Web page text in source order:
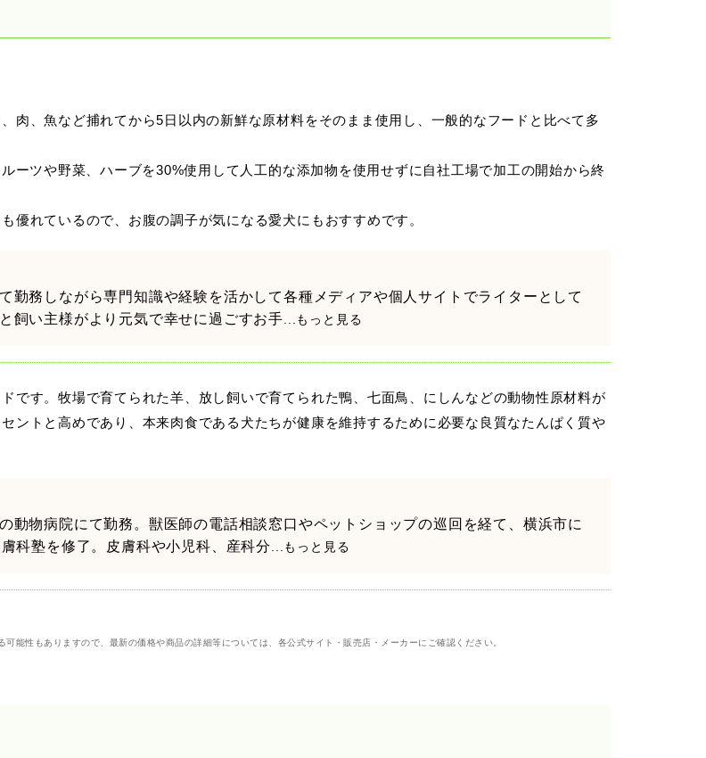
肉、魚など捕れてから5日以内の新鮮な原材料をそのまま使用し、一般的なフードと比べて多
ーツや野菜、ハーブを30%使用して人工的な添加物を使用せずに自社工場で加工の開始から終
優れているので、お腹の調子が気になる愛犬にもおすすめです。
勤務しながら専門知識や経験を活かして各種メディアや個人サイトでライターとして
飼い主様がより元気で幸せに過ごすお手 ...もっと見る
です。牧場で育てられた羊、放し飼いで育てられた鴨、七面鳥、にしんなどの動物性原材料が
ントと高めであり、本来肉食である犬たちが健康を維持するために必要な良質なたんぱく質や
動物病院にて勤務。獣医師の電話相談窓口やペットショップの巡回を経て、横浜市に
科塾を修了。皮膚科や小児科、産科分...もっと見る
能性もありますので、最新の価格や商品の詳細等については、各公式サイト・販売店・メーカーにご確認ください。